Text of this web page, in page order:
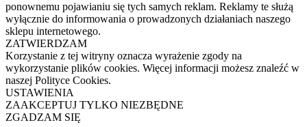
ponownemu pojawianiu się tych samych reklam. Reklamy te służą
wyłącznie do informowania o prowadzonych działaniach naszego
sklepu internetowego.
ZATWIERDZAM
Korzystanie z tej witryny oznacza wyrażenie zgody na
wykorzystanie plików cookies. Więcej informacji możesz znaleźć w
naszej Polityce Cookies.
USTAWIENIA
ZAAKCEPTUJ TYLKO NIEZBĘDNE
ZGADZAM SIĘ